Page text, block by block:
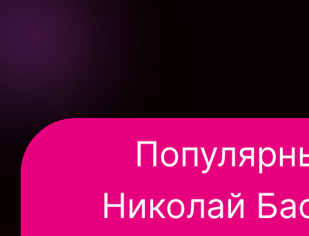
Николай